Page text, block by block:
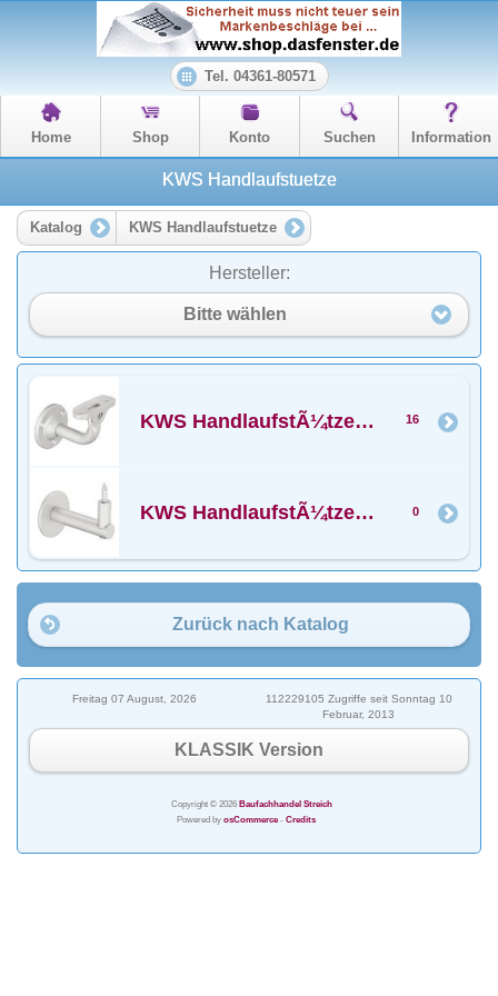
Tel. 04361-80571
Home Shop Konto Suchen Information
KWS Handlaufstuetze
Katalog KWS Handlaufstuetze
Hersteller:
Bitte wählen
KWS HandlaufstÃ¼tzen mit Auflage 16
KWS HandlaufstÃ¼tzen ohne Auflage 0
Zurück nach Katalog
Freitag 07 August, 2026
112229105 Zugriffe seit Sonntag 10
Februar, 2013
KLASSIK Version
Copyright © 2026 Baufachhandel Streich
Powered by osCommerce- Credits